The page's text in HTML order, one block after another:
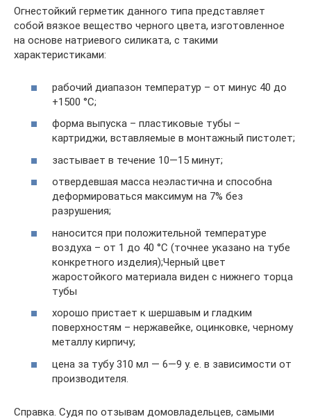
Огнестойкий герметик данного типа представляет
собой вязкое вещество черного цвета, изготовленное
на основе натриевого силиката, с такими
характеристиками:
рабочий диапазон температур – от минус 40 до
+1500 °С;
форма выпуска – пластиковые тубы –
картриджи, вставляемые в монтажный пистолет;
застывает в течение 10—15 минут;
отвердевшая масса неэластична и способна
деформироваться максимум на 7% без
разрушения;
наносится при положительной температуре
воздуха – от 1 до 40 °С (точнее указано на тубе
конкретного изделия);Черный цвет
жаростойкого материала виден с нижнего торца
тубы
хорошо пристает к шершавым и гладким
поверхностям – нержавейке, оцинковке, черному
металлу кирпичу;
цена за тубу 310 мл — 6—9 у. е. в зависимости от
производителя.
Справка. Судя по отзывам домовладельцев, самыми